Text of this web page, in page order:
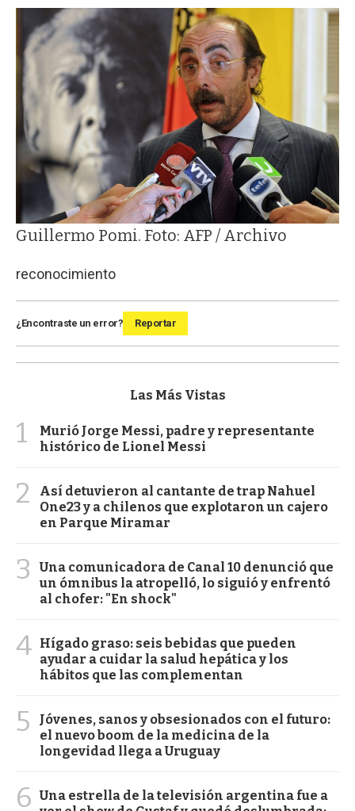
Guillermo Pomi. Foto: AFP / Archivo
reconocimiento
¿Encontraste un error? Reportar
Las Más Vistas
1
Murió Jorge Messi, padre y representante
histórico de Lionel Messi
2
Así detuvieron al cantante de trap Nahuel
One23 y a chilenos que explotaron un cajero
en Parque Miramar
3
Una comunicadora de Canal 10 denunció que
un ómnibus la atropelló, lo siguió y enfrentó
al chofer: "En shock"
4 Hígado graso: seis bebidas que pueden
ayudar a cuidar la salud hepática y los
hábitos que las complementan
5
Jóvenes, sanos y obsesionados con el futuro:
el nuevo boom de la medicina de la
longevidad llega a Uruguay
6 Una estrella de la televisión argentina fue a